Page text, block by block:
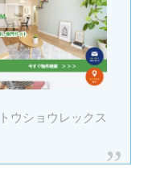
トウショウレックス